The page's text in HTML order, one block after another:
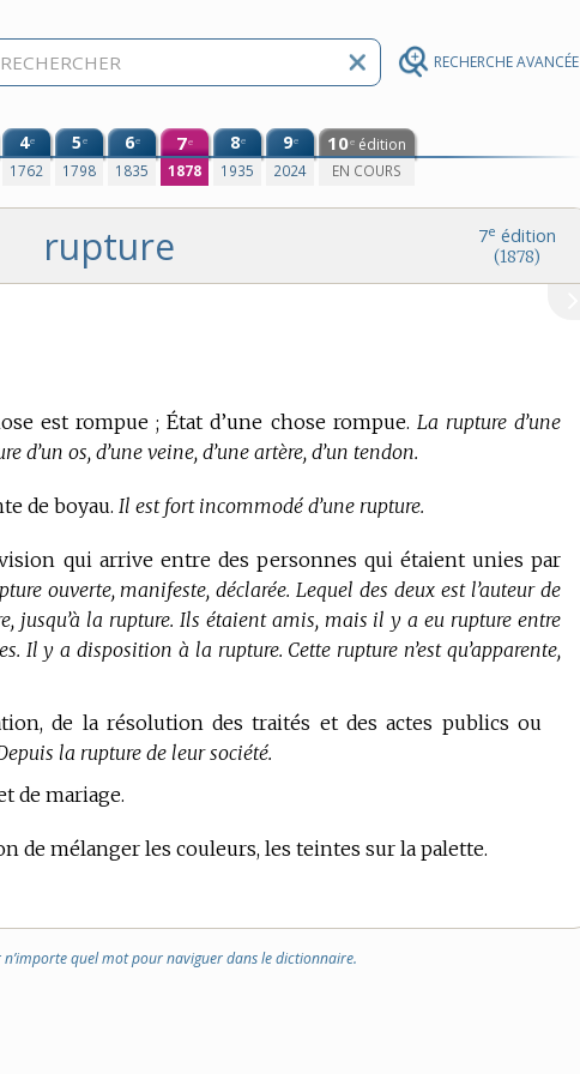
RECHERCHE AVANCÉE
4e
1762
5e
1798
6e
1835
7e
1878
8e
1935
9e
2024
10e édition
EN COURS
7e édition
(1878)
rupture
est rompue ; État d’une chose rompue. La rupture d’une
d’un os, d’une veine, d’une artère, d’un tendon.
de boyau. Il est fort incommodé d’une rupture.
qui arrive entre des personnes qui étaient unies par
ouverte, manifeste, déclarée. Lequel des deux est l’auteur de
jusqu’à la rupture. Ils étaient amis, mais il y a eu rupture entre
Il y a disposition à la rupture. Cette rupture n’est qu’apparente,
de la résolution des traités et des actes publics ou
la rupture de leur société.
de mariage.
de mélanger les couleurs, les teintes sur la palette.
n’importe quel mot pour naviguer dans le dictionnaire.